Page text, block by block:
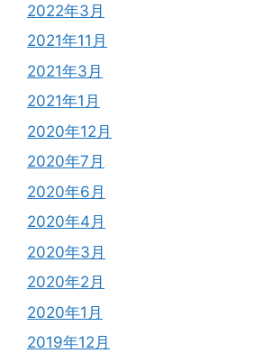
2022年3月
2021年11月
2021年3月
2021年1月
2020年12月
2020年7月
2020年6月
2020年4月
2020年3月
2020年2月
2020年1月
2019年12月